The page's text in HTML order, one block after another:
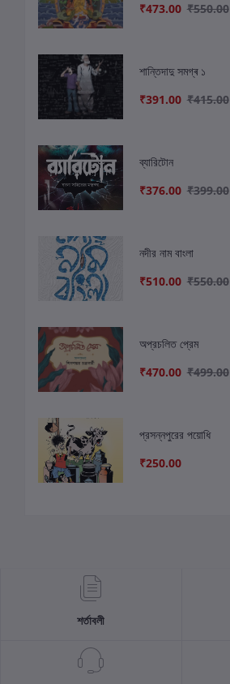
₹473.00 ₹550.00
শান্তিদাদু সমগ্ৰ ১
₹391.00 ₹415.00
ব্যারিটোন
₹376.00 ₹399.00
নদীর নাম বাংলা
₹510.00 ₹550.00
অপ্রচলিত প্রেম
₹470.00 ₹499.00
প্রসন্নপুরের পয়োধি
₹250.00
শর্তাবলী